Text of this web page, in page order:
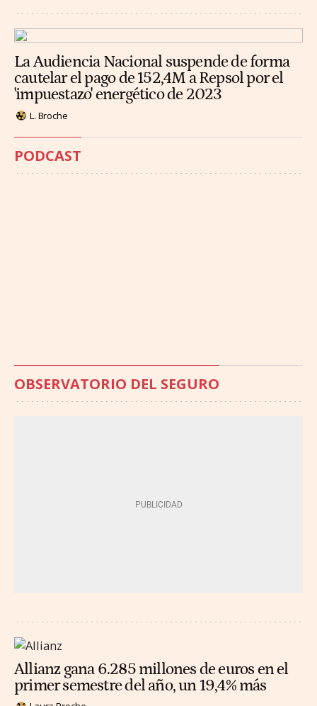
La Audiencia Nacional suspende de forma
cautelar el pago de 152,4M a Repsol por el
'impuestazo' energético de 2023
L. Broche
PODCAST
OBSERVATORIO DEL SEGURO
Allianz gana 6.285 millones de euros en el
primer semestre del año, un 19,4% más